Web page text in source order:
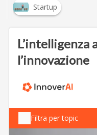
Startup
L’intelligenza
l’innovazione
Filtra per topic